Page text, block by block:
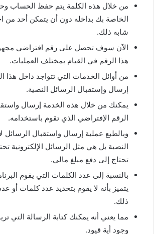
من خلال هذه الكلمة يتم حفظ الحساب
الخاصة بك بداخله دون أن يتمكن أحد من
شابه ذلك.
الآن سوف تحصل على رقم افتراضي
هذا الرقم في القيام بمختلف العمليات.
من أوائل الخدمات التي تتواجد داخل هذا
إرسال وإستقبال الرسائل النصية.
يمكنك من خلال هذه الخدمة إرسال
الرقم الإفتراضي الذي تقوم باستخدامه.
وبالطبع عملية إرسال واستقبال الرسائل
النصية بل هي مثل الرسائل الإلكترونية
تحتاج إلى دفع مبلغ مالي.
بالنسبة إلى عدد الكلمات التي يقوم
يتميز بأنه لا يقوم بتحديد عدد كلمات أو
ذلك.
مما يعني أنه يمكنك كتابة الرسالة التي
وجود أية قيود.